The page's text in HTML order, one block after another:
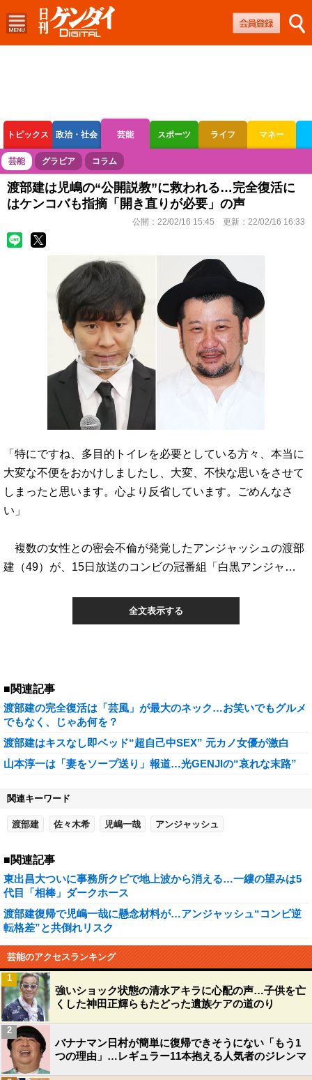
トピックス 政治・社会 芸能 スポーツ ライフ マネー
ボートレース 競輪 オートレース
芸能 グラビア コラム
渡部建は児嶋の“公開説教”に救われる…完全復活に
はケンコバも指摘「開き直りが必要」の声
公開： 22/02/16 15:45 更新： 22/02/16 16:33
「特にですね、多目的トイレを必要としている方々、本当に
大変な不便をおかけしましたし、大変、不快な思いをさせて
しまったと思います。心より反省しています。ごめんなさ
い」
複数の女性との密会不倫が発覚したアンジャッシュの渡部
建（49）が、15日放送のコンビの冠番組「白黒アンジャ…
全文表示する
■関連記事
渡部建の完全復活は「芸風」が最大のネック…お笑いでもグルメ
でもなく、じゃあ何を？
渡部建はキスなし即ベッド“超自己中SEX” 元カノ女優が激白
山本淳一は「妻をソープ送り」報道…光GENJIの“哀れな末路”
関連キーワード
渡部建 佐々木希 児嶋一哉 アンジャッシュ
■関連記事
東出昌大ついに事務所クビで地上波から消える…一縷の望みは5
代目「相棒」ダークホース
渡部建復帰で児嶋一哉に懸念材料が…アンジャッシュ“コンビ逆
転格差”と共倒れリスク
芸能のアクセスランキング
強いショック状態の清水アキラに心配の声…子供を亡
くした神田正輝らもたどった遺族ケアの道のり
1
バナナマン日村が簡単に復帰できそうにない「もう1
つの理由」…レギュラー11本抱える人気者のジレンマ
2